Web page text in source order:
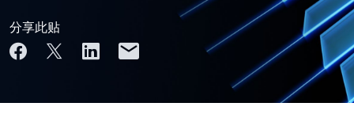
分享此贴